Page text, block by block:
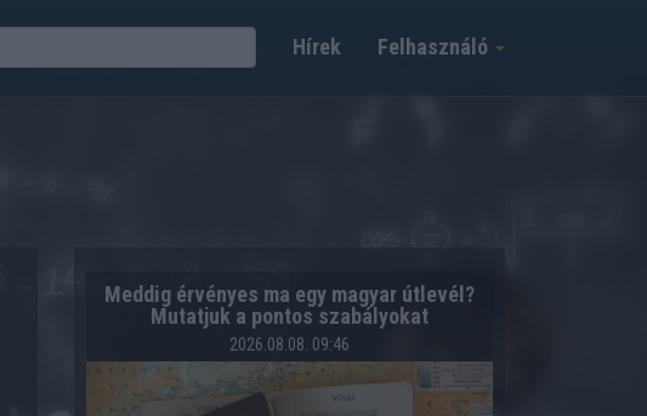
Felhasználó
Hírek
Meddig érvényes ma egy magyar útlevél?
Mutatjuk a pontos szabályokat
2026.08.08. 09:46